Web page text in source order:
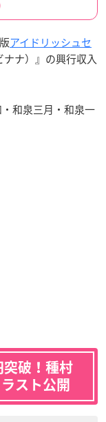
アイドリッシュセ
ナナ）』の興行収入
和泉三月・和泉一
突破！種村
スト公開